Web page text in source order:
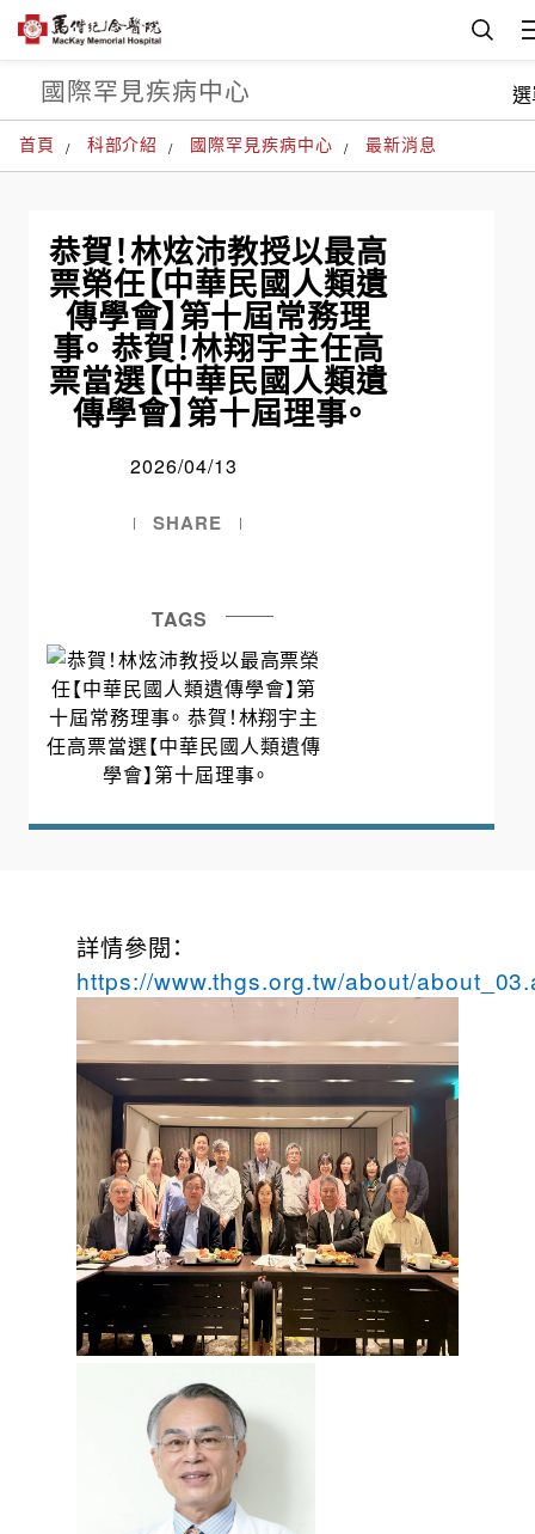
首頁 科部介紹 國際罕見疾病中心 最新消息
國際罕見疾病中心 選
恭賀！林炫沛教授以最高
票榮任【中華民國人類遺
傳學會】第十屆常務理
事。 恭賀！林翔宇主任高
票當選【中華民國人類遺
傳學會】第十屆理事。
2026/04/13
SHARE
TAGS
詳情參閱：
https://www.thgs.org.tw/about/